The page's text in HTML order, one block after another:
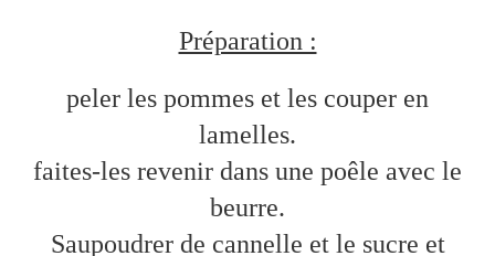
Préparation :
peler les pommes et les couper en
lamelles.
faites-les revenir dans une poêle avec le
beurre.
Saupoudrer de cannelle et le sucre et